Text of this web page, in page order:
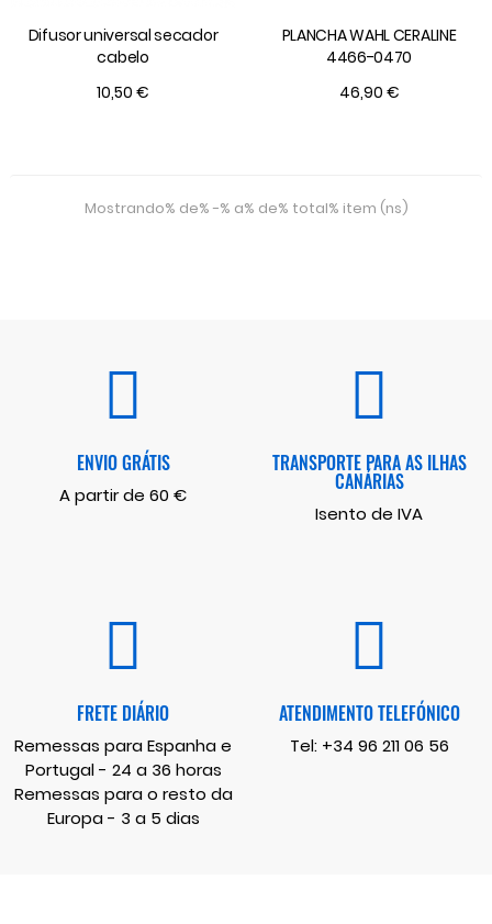
Difusor universal secador
cabelo
10,50 €
PLANCHA WAHL CERALINE
4466-0470
46,90 €
Mostrando% de% -% a% de% total% item (ns)
ENVIO GRÁTIS
A partir de 60 €
TRANSPORTE PARA AS ILHAS
CANÁRIAS
Isento de IVA
FRETE DIÁRIO
Remessas para Espanha e
Portugal - 24 a 36 horas
Remessas para o resto da
Europa - 3 a 5 dias
ATENDIMENTO TELEFÓNICO
Tel: +34 96 211 06 56